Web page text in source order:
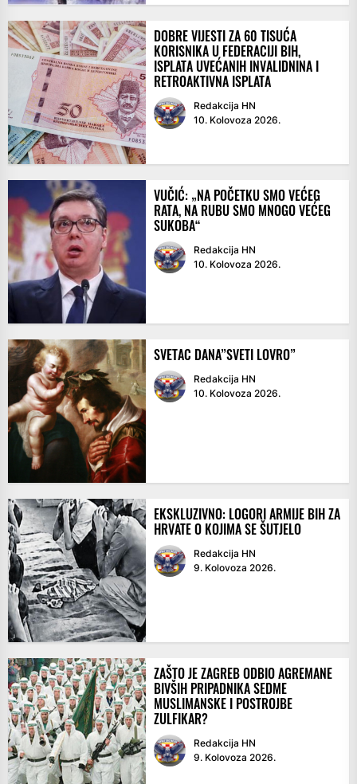
DOBRE VIJESTI ZA 60 TISUĆA
KORISNIKA U FEDERACIJI BIH,
ISPLATA UVEĆANIH INVALIDNINA I
RETROAKTIVNA ISPLATA
Redakcija HN
10. Kolovoza 2026.
VUČIĆ: „NA POČETKU SMO VEĆEG
RATA, NA RUBU SMO MNOGO VEĆEG
SUKOBA“
Redakcija HN
10. Kolovoza 2026.
SVETAC DANA”SVETI LOVRO”
Redakcija HN
10. Kolovoza 2026.
EKSKLUZIVNO: LOGORI ARMIJE BIH ZA
HRVATE O KOJIMA SE ŠUTJELO
Redakcija HN
9. Kolovoza 2026.
ZAŠTO JE ZAGREB ODBIO AGREMANE
BIVŠIH PRIPADNIKA SEDME
MUSLIMANSKE I POSTROJBE
ZULFIKAR?
Redakcija HN
9. Kolovoza 2026.